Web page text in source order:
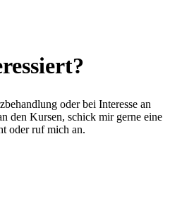
oder bei Interesse an
den Kursen, schick mir gerne eine
oder ruf mich an.
- 73 20 285
rostock.de